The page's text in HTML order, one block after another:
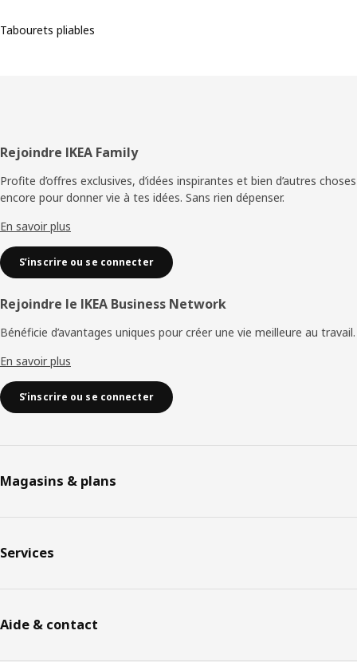
Tabourets pliables
Pied
de
page
Rejoindre IKEA Family
Profite d’offres exclusives, d’idées inspirantes et bien d’autres choses
encore pour donner vie à tes idées. Sans rien dépenser.
En savoir plus
S’inscrire ou se connecter
Rejoindre le IKEA Business Network
Bénéficie d’avantages uniques pour créer une vie meilleure au travail.
En savoir plus
S’inscrire ou se connecter
Magasins & plans
Services
Aide & contact